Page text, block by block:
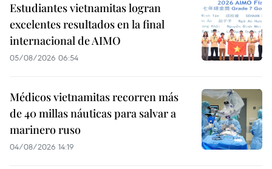
Estudiantes vietnamitas logran
excelentes resultados en la final
internacional de AIMO
05/08/2026 06:54
Médicos vietnamitas recorren más
de 40 millas náuticas para salvar a
marinero ruso
04/08/2026 14:19